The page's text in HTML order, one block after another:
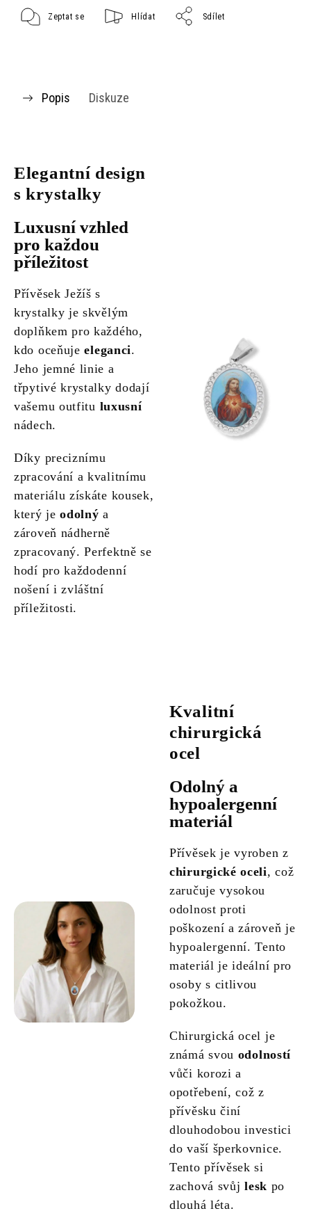
Zeptat se Hlídat Sdílet
Popis Diskuze
Elegantní design
s krystalky
Luxusní vzhled
pro každou
příležitost
Přívěsek Ježíš s
krystalky je skvělým
doplňkem pro každého,
kdo oceňujeeleganci.
Jeho jemné linie a
třpytivé krystalky dodají
vašemu outfitu luxusní
nádech.
Díky preciznímu
zpracování a kvalitnímu
materiálu získáte kousek,
který jeodolný a
zároveň nádherně
zpracovaný. Perfektně se
hodí pro každodenní
nošení i zvláštní
příležitosti.
Kvalitní
chirurgická
ocel
Odolný a
hypoalergenní
materiál
Přívěsek je vyroben z
chirurgické oceli, což
zaručuje vysokou
odolnost proti
poškození a zároveň je
hypoalergenní. Tento
materiál je ideální pro
osoby s citlivou
pokožkou.
Chirurgická ocel je
známá svou odolností
vůči korozi a
opotřebení, což z
přívěsku činí
dlouhodobou investici
do vaší šperkovnice.
Tento přívěsek si
zachová svůjlesk po
dlouhá léta.